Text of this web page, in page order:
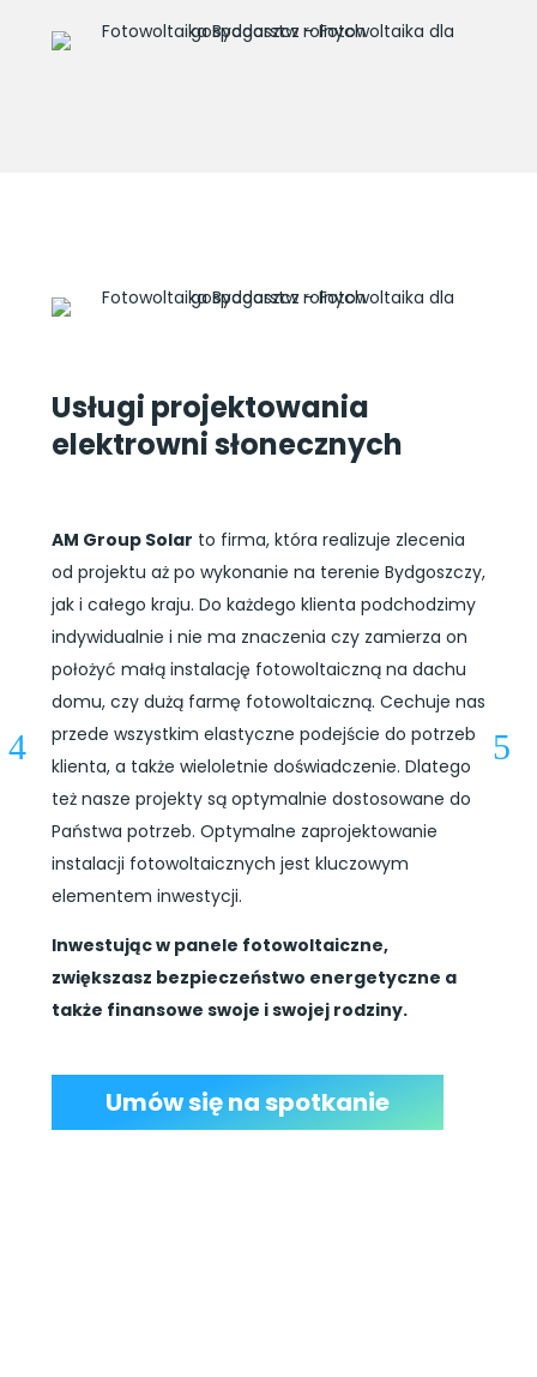
Usługi projektowania
elektrowni słonecznych
AM Group Solar to firma, która realizuje zlecenia
od projektu aż po wykonanie na terenie Bydgoszczy,
jak i całego kraju. Do każdego klienta podchodzimy
indywidualnie i nie ma znaczenia czy zamierza on
położyć małą instalację fotowoltaiczną na dachu
domu, czy dużą farmę fotowoltaiczną. Cechuje nas
przede wszystkim elastyczne podejście do potrzeb
klienta, a także wieloletnie doświadczenie. Dlatego
też nasze projekty są optymalnie dostosowane do
Państwa potrzeb. Optymalne zaprojektowanie
instalacji fotowoltaicznych jest kluczowym
elementem inwestycji.
Inwestując w panele fotowoltaiczne,
zwiększasz bezpieczeństwo energetyczne a
także finansowe swoje i swojej rodziny.
Umów się na spotkanie